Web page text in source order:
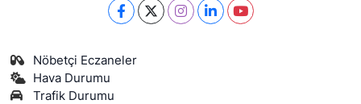
Nöbetçi Eczaneler
Hava Durumu
Trafik Durumu